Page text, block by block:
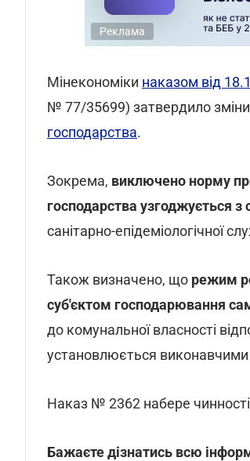
Реклама
Мінекономіки наказом від
№ 77/35699) затвердило
господарства.
Зокрема, виключено норму
господарства узгоджується
санітарно-епідеміологічної
Також визначено, що режим
суб'єктом господарювання
до комунальної власності
установлюється виконавчими
Наказ № 2362 набере чинності
Бажаєте дізнатись всю